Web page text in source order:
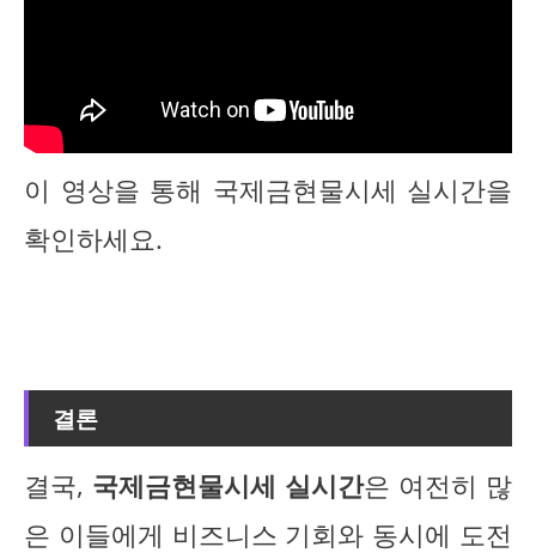
이 영상을 통해 국제금현물시세 실시간을
확인하세요.
결론
결국, 국제금현물시세 실시간은 여전히 많
은 이들에게 비즈니스 기회와 동시에 도전